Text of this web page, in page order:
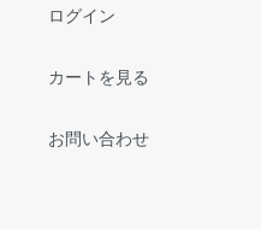
ログイン
カートを見る
お問い合わせ